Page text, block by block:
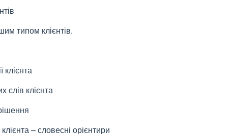
типом клієнтів.
клієнта
слів клієнта
– словесні орієнтири